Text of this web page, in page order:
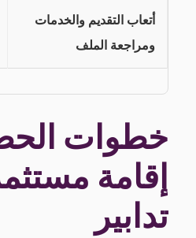
أتعاب التقديم والخدمات
ومراجعة الملف
خطوات
إقامة
تدابير